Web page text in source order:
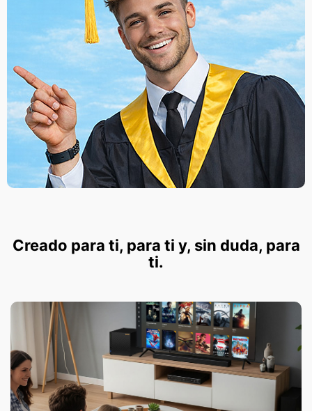
Creado para ti, para ti y, sin duda, para
ti.